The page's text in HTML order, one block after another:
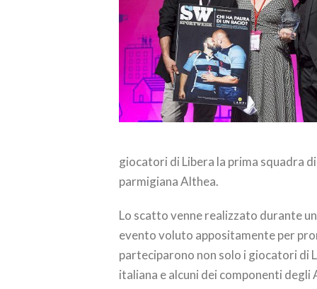
giocatori di Libera la prima squadra
parmigiana Althea.
Lo scatto venne realizzato durante
evento voluto appositamente per
parteciparono non solo i giocatori di
italiana e alcuni dei componenti degli